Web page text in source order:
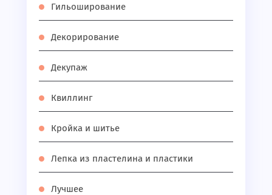
Гильоширование
Декорирование
Декупаж
Квиллинг
Кройка и шитье
Лепка из пластелина и пластики
Лучшее